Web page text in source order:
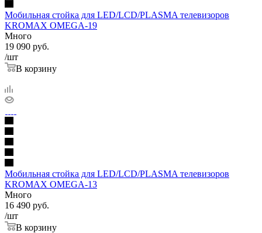
Мобильная стойка для LED/LCD/PLASMA телевизоров
KROMAX OMEGA-19
Много
19 090 руб.
/шт
В корзину
Мобильная стойка для LED/LCD/PLASMA телевизоров
KROMAX OMEGA-13
Много
16 490 руб.
/шт
В корзину